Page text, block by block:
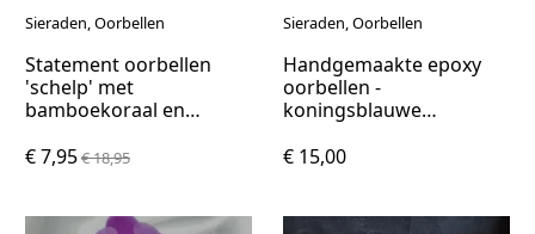
Sieraden, Oorbellen
Statement oorbellen
'schelp' met
bamboekoraal en
€ 7,95€ 18,95
Sieraden, Oorbellen
Handgemaakte epoxy
oorbellen -
koningsblauwe
€ 15,00